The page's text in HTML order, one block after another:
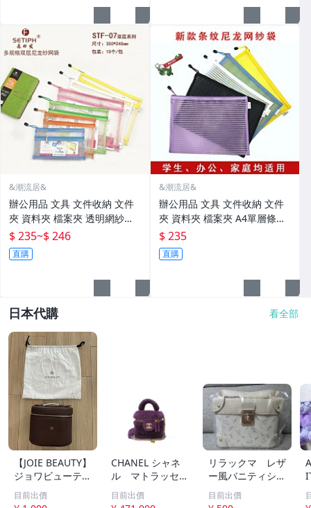
&潮流居&
辦公用品 文具 文件收納 文件
夾 資料夾 檔案夾 透明網紗尼
龍文件袋 考試筆袋 化妝品收納
袋資料袋定 制
$ 235~$ 246
直購
&潮流居&
辦公用品 文具 文件收納 文件
夾 資料夾 檔案夾 A4單層條紋
尼龍紗網文件袋 化妝品收納袋
辦公資料袋拉鏈袋
$ 235
直購
日本代購 看全部
【JOIE BEAUTY】
ジョワビューティ
ー 未使用品 バ
ニティバッグ
目前出價
CHANEL シャネ
ル マトラッセ
2WAY バニティ
ショルダー シア
目前出價
リラックマ レザ
ー風バニティショ
ルダーバッグ
クリーム
目前出價